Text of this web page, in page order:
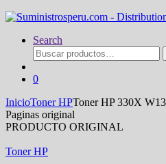
Search
Buscar
por:
0
InicioToner HPToner HP 330X
Paginas original
PRODUCTO ORIGINAL
Toner HP